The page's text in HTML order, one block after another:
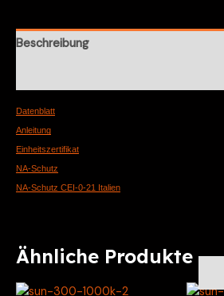
Beschreibung
Datenblatt
Anleitung
Einheitszertifikat
NA-Schutz
NA-Schutz CEI-0-21 Italien
Ähnliche Produkte